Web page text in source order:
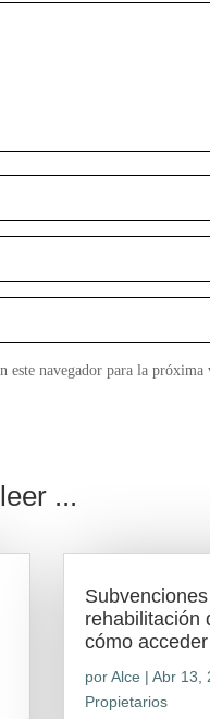
navegador para la próxima
...
rehabilitación
cómo
porAlce | Abr 13,
Propietarios